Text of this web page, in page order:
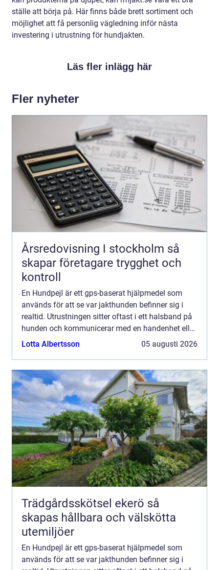
ställe att börja på. Här finns både brett sortiment och
möjlighet att få personlig vägledning inför nästa
investering i utrustning för hundjakten.
Läs fler inlägg här
Fler nyheter
Årsredovisning I stockholm så
skapar företagare trygghet och
kontroll
En Hundpejl är ett gps-baserat hjälpmedel som
används för att se var jakthunden befinner sig i
realtid. Utrustningen sitter oftast i ett halsband på
hunden och kommunicerar med en handenhet eller
mobil. Syftet är att öka säkerheten, göra jakten
Lotta Albertsson 05 augusti 2026
Trädgårdsskötsel ekerö så
skapas hållbara och välskötta
utemiljöer
En Hundpejl är ett gps-baserat hjälpmedel som
används för att se var jakthunden befinner sig i